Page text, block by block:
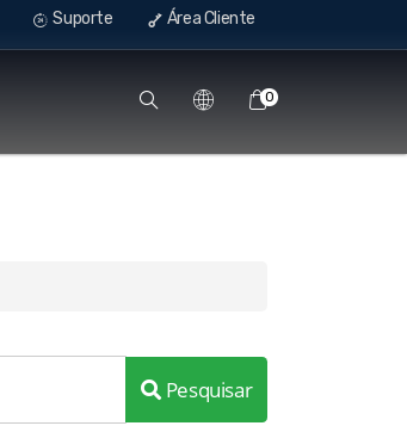
Suporte Área Cliente
0
Pesquisar